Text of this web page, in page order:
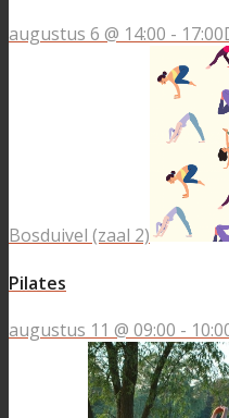
augustus 6 @ 14:00 - 17:00
Bosduivel (zaal 2)
Pilates
augustus 11 @ 09:00 -